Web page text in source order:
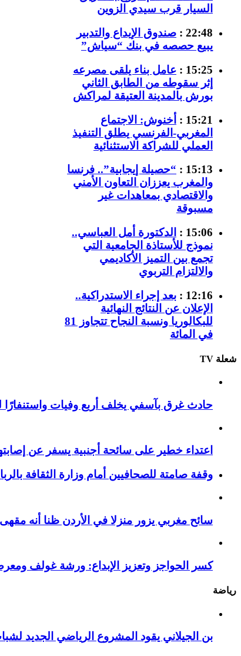
السيار قرب سيدي الزوين
22:48 :
صندوق الإيداع والتدبير
يبيع حصصه في بنك “سياش”
15:25 :
عامل بناء يلقى مصرعه
إثر سقوطه من الطابق الثاني
بورش بالمدينة العتيقة لمراكش
15:21 :
أخنوش: الاجتماع
المغربي-الفرنسي يطلق التنفيذ
العملي للشراكة الاستثنائية
15:13 :
“حصيلة إيجابية”.. فرنسا
والمغرب يعززان التعاون الأمني
والاقتصادي بمعاهدات غير
مسبوقة
15:06 :
الدكتورة أمل العباسي..
نموذج للأستاذة الجامعية التي
تجمع بين التميز الأكاديمي
والالتزام التربوي
12:16 :
بعد إجراء الاستدراكية..
الإعلان عن النتائج النهائية
للبكالوريا ونسبة النجاح تتجاوز 81
في المائة
شعلة TV
حادث غرق بآسفي يخلف أربع وفيات واستنفارًا
اعتداء خطير على سائحة أجنبية يسفر عن
وقفة صامتة للصحافيين أمام وزارة الثقافة
سائح مغربي يزور منزلا في الأردن ظنا أنه
كسر الحواجز وتعزيز الإبداع: ورشة غولف
رياضة
بن الجيلاني يقود المشروع الرياضي الجديد